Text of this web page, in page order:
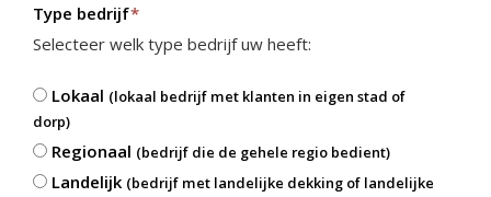
Type bedrijf*
Selecteer welk type bedrijf uw heeft:
Lokaal (lokaal bedrijf met klanten in eigen stad of
dorp)
Regionaal (bedrijf die de gehele regio bedient)
Landelijk (bedrijf met landelijke dekking of landelijke